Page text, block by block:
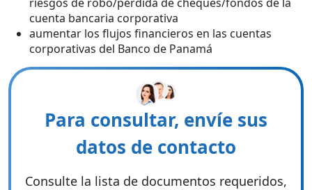
cuenta bancaria corporativa
aumentar los flujos financieros en las cuentas
corporativas del Banco de Panamá
Para consultar, envíe sus
datos de contacto
Consulte la lista de documentos requeridos,